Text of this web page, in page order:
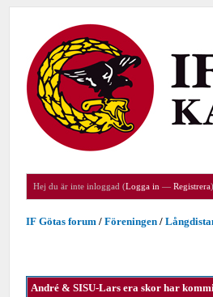
Hej du är inte inloggad (Logga in —Registrera)
IF Götas forum /Föreningen /
André & SISU-Lars era skor har